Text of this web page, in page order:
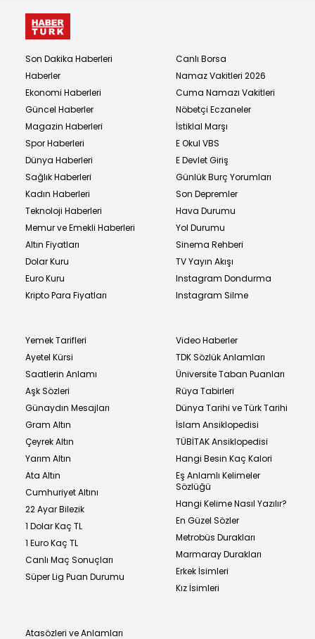
Son Dakika Haberleri
Haberler
Ekonomi Haberleri
Güncel Haberler
Magazin Haberleri
Spor Haberleri
Dünya Haberleri
Sağlık Haberleri
Kadın Haberleri
Teknoloji Haberleri
Memur ve Emekli Haberleri
Altın Fiyatları
Dolar Kuru
Euro Kuru
Kripto Para Fiyatları
Canlı Borsa
Namaz Vakitleri 2026
Cuma Namazı Vakitleri
Nöbetçi Eczaneler
İstiklal Marşı
E Okul VBS
E Devlet Giriş
Günlük Burç Yorumları
Son Depremler
Hava Durumu
Yol Durumu
Sinema Rehberi
TV Yayın Akışı
Instagram Dondurma
Instagram Silme
Yemek Tarifleri
Ayetel Kürsi
Saatlerin Anlamı
Aşk Sözleri
Günaydın Mesajları
Gram Altın
Çeyrek Altın
Yarım Altın
Ata Altın
Cumhuriyet Altını
22 Ayar Bilezik
1 Dolar Kaç TL
1 Euro Kaç TL
Canlı Maç Sonuçları
Süper Lig Puan Durumu
Video Haberler
TDK Sözlük Anlamları
Üniversite Taban Puanları
Rüya Tabirleri
Dünya Tarihi ve Türk Tarihi
İslam Ansiklopedisi
TÜBİTAK Ansiklopedisi
Hangi Besin Kaç Kalori
Eş Anlamlı Kelimeler
Sözlüğü
Hangi Kelime Nasıl Yazılır?
En Güzel Sözler
Metrobüs Durakları
Marmaray Durakları
Erkek İsimleri
Kız İsimleri
Atasözleri ve Anlamları